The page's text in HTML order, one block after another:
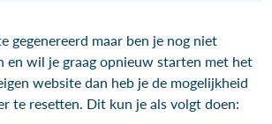
gegenereerd maar ben je nog niet
en wil je graag opnieuw starten met het
website dan heb je de mogelijkheid
te resetten. Dit kun je als volgt doen: